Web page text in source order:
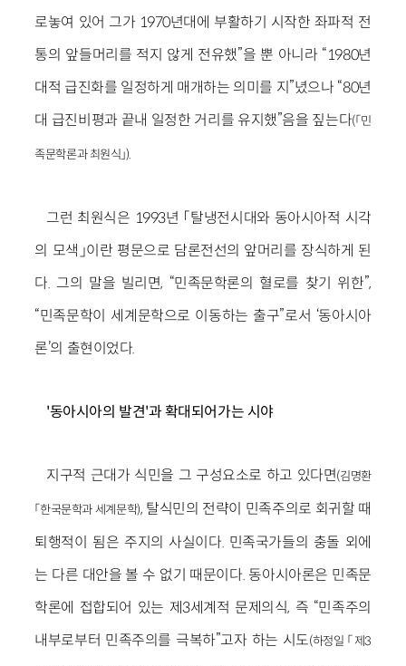
로놓여 있어 그가 1970년대에 부활하기 시작한 좌파적 전
통의 앞들머리를 적지 않게 전유했”을 뿐 아니라 “1980년
대적 급진화를 일정하게 매개하는 의미를 지”녔으나 “80년
대 급진비평과 끝내 일정한 거리를 유지했”음을 짚는다(「민
족문학론과 최원식」).
그런 최원식은 1993년 「탈냉전시대와 동아시아적 시각
의 모색」이란 평문으로 담론전선의 앞머리를 장식하게 된
다. 그의 말을 빌리면, “민족문학론의 혈로를 찾기 위한”,
“민족문학이 세계문학으로 이동하는 출구”로서 ‘동아시아
론’의 출현이었다.
'동아시아의 발견'과 확대되어가는 시야
지구적 근대가 식민을 그 구성요소로 하고 있다면(김명환
「한국문학과 세계문학), 탈식민의 전략이 민족주의로 회귀할 때
퇴행적이 됨은 주지의 사실이다. 민족국가들의 충돌 외에
는 다른 대안을 볼 수 없기 때문이다. 동아시아론은 민족문
학론에 접합되어 있는 제3세계적 문제의식, 즉 “민족주의
내부로부터 민족주의를 극복하”고자 하는 시도(하정일 「제3